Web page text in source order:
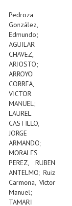
Pedroza
González,
Edmundo;
AGUILAR
CHAVEZ,
ARIOSTO;
ARROYO
CORREA,
VICTOR
MANUEL;
LAUREL
CASTILLO,
JORGE
ARMANDO;
MORALES
PEREZ, RUBEN
ANTELMO; Ruiz
Carmona, Víctor
Manuel;
TAMARI